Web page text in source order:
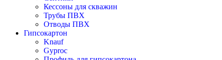
Кессоны для скважин
Трубы ПВХ
Отводы ПВХ
Гипсокартон
Knauf
Gyproc